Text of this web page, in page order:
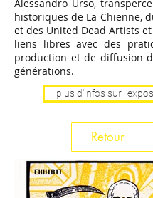
Alessandro Urso,
historiques de La Chienne,
et des United Dead Artists
liens libres avec des
production et de diffusion
générations.
plus d'infos sur
Retour